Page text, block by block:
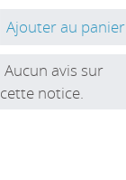
Ajouter au panier
Aucun avis sur
cette notice.